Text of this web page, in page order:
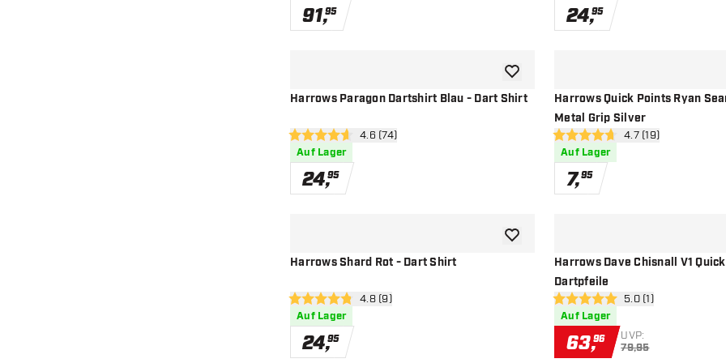
91,95 24,95
Harrows Paragon Dartshirt Blau - Dart Shirt
Bewertungsbereich öffnen
4.6 Bewertungssterne
4.6 (74)
Auf Lager
24,95
Zur Wunschliste hinzufügen
Harrows Quick Points Ryan
Metal Grip Silver
Bewertungsbereich
4.7 Bewertungssterne
4.7 (19)
Auf Lager
7,95
Harrows Shard Rot - Dart Shirt
Bewertungsbereich öffnen
4.8 Bewertungssterne
4.8 (9)
Auf Lager
24,95
Zur Wunschliste hinzufügen
Harrows Dave Chisnall V1
Dartpfeile
Bewertungsbereich
5 Bewertungssterne
5.0 (1)
Auf Lager
63,96 UVP:
79,95